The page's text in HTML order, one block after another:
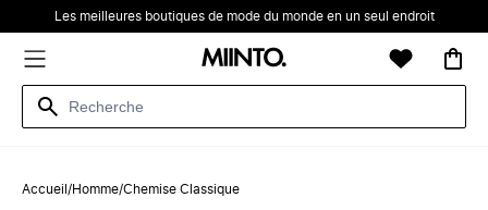
Les meilleures boutiques de mode du monde en un seul endroit
Accueil /Homme/Chemise Classique